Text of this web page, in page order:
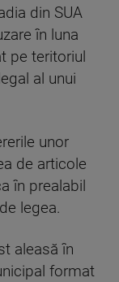
din SUA
în luna
pe teritoriul
al unui
unor
de articole
în prealabil
legea.
aleasă în
format